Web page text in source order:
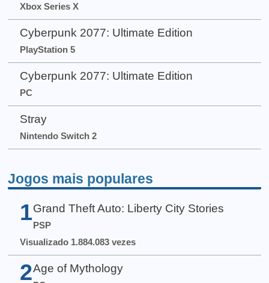
Xbox Series X
Cyberpunk 2077: Ultimate Edition
PlayStation 5
Cyberpunk 2077: Ultimate Edition
PC
Stray
Nintendo Switch 2
Jogos mais populares
1 Grand Theft Auto: Liberty City Stories
PSP
Visualizado 1.884.083 vezes
2 Age of Mythology